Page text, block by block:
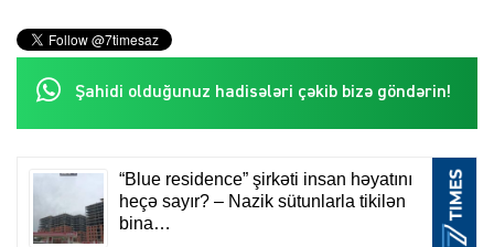
Şahidi olduğunuz hadisələri çəkib bizə göndərin!